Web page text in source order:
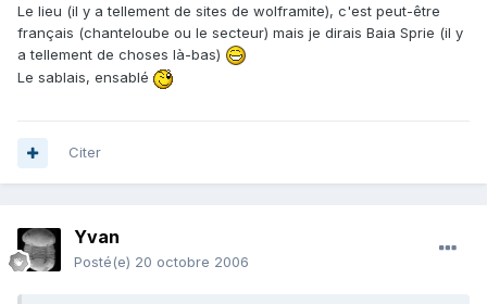
Le lieu (il y a tellement de sites de wolframite), c'est peut-être
français (chanteloube ou le secteur) mais je dirais Baia Sprie (il y
a tellement de choses là-bas)
Le sablais, ensablé
Citer
Yvan
Posté(e) 20 octobre 2006